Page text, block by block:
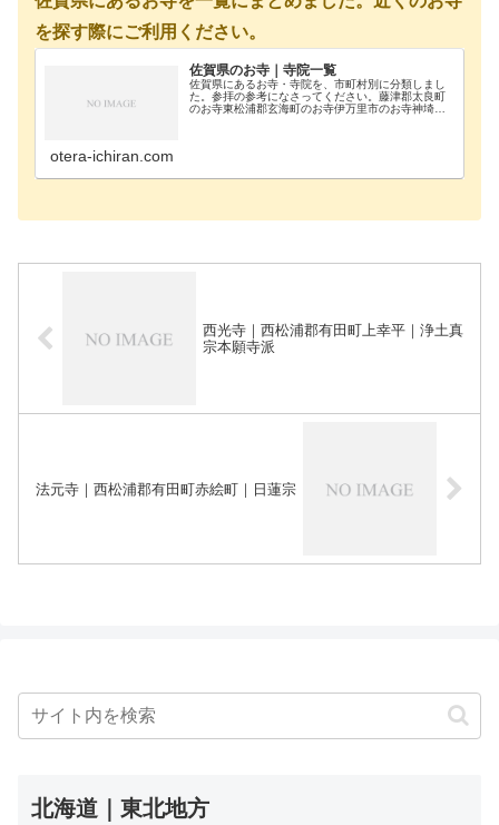
を探す際にご利用ください。
佐賀県のお寺｜寺院一覧
佐賀県にあるお寺・寺院を、市町村別に分類しまし
た。参拝の参考になさってください。藤津郡太良町
のお寺東松浦郡玄海町のお寺伊万里市のお寺神埼郡
otera-ichiran.com
西光寺｜西松浦郡有田町上幸平｜浄土真
宗本願寺派
法元寺｜西松浦郡有田町赤絵町｜日蓮宗
北海道｜東北地方